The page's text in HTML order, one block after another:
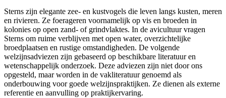
Sterns zijn elegante zee- en kustvogels die leven langs kusten, meren
en rivieren. Ze foerageren voornamelijk op vis en broeden in
kolonies op open zand- of grindvlaktes. In de avicultuur vragen
Sterns om ruime verblijven met open water, overzichtelijke
broedplaatsen en rustige omstandigheden. De volgende
welzijnsadviezen zijn gebaseerd op beschikbare literatuur en
wetenschappelijk onderzoek. Deze adviezen zijn niet door ons
opgesteld, maar worden in de vakliteratuur genoemd als
onderbouwing voor goede welzijnspraktijken. Ze dienen als externe
referentie en aanvulling op praktijkervaring.